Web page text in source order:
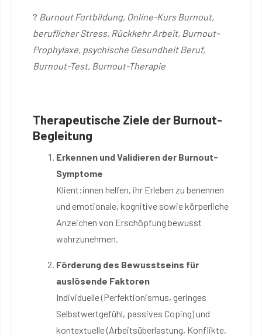
? Burnout Fortbildung, Online-Kurs Burnout,
beruflicher Stress, Rückkehr Arbeit, Burnout-
Prophylaxe, psychische Gesundheit Beruf,
Burnout-Test, Burnout-Therapie
Therapeutische Ziele der Burnout-
Begleitung
Erkennen und Validieren der Burnout-
Symptome
Klient:innen helfen, ihr Erleben zu benennen
und emotionale, kognitive sowie körperliche
Anzeichen von Erschöpfung bewusst
wahrzunehmen.
Förderung des Bewusstseins für
auslösende Faktoren
Individuelle (Perfektionismus, geringes
Selbstwertgefühl, passives Coping) und
kontextuelle (Arbeitsüberlastung, Konflikte,